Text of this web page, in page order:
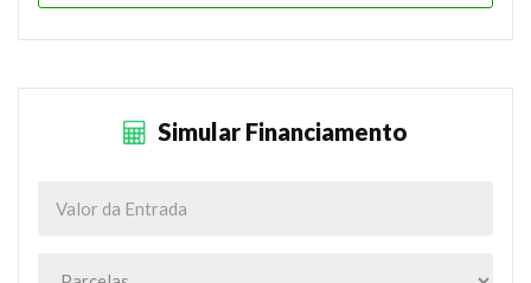
Simular Financiamento